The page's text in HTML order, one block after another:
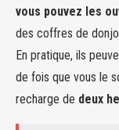
vous pouvez les
des coffres de
En pratique, ils
de fois que vous le
recharge de deux